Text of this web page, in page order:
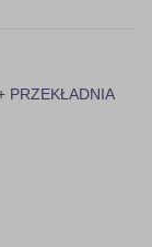
PRZEKŁADNIA